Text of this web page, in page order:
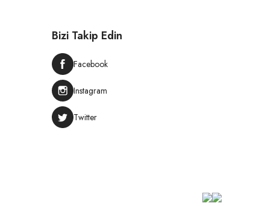
Bizi Takip Edin
Facebook
Instagram
Twitter